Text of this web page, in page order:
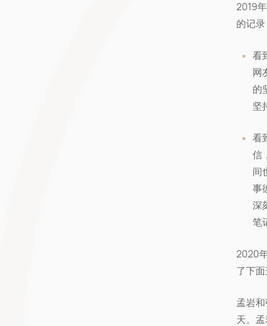
2019
的记
看
网
的
坚
看
信
间
事
深
笔
2020
了下面
孟岩
天。